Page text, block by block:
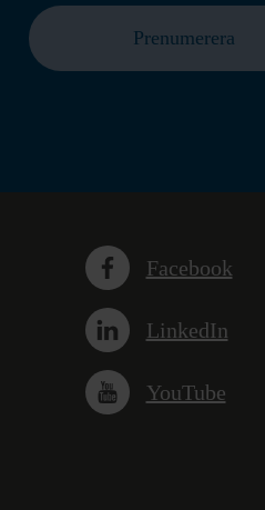
Prenumerera
Facebook
LinkedIn
YouTube